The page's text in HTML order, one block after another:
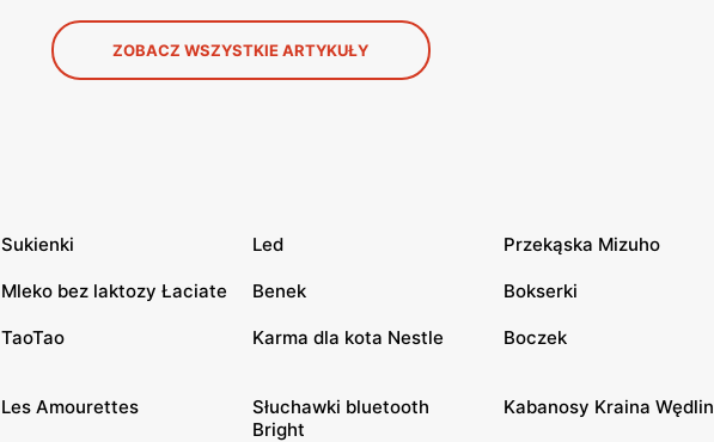
ZOBACZ WSZYSTKIE ARTYKUŁY
Sukienki Led Przekąska Mizuho
Mleko bez laktozy Łaciate Benek Bokserki
TaoTao Karma dla kota Nestle Boczek
Les Amourettes
Słuchawki bluetooth
Bright
Kabanosy Kraina Wędlin